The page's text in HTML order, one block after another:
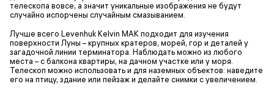
телескопа вовсе, а значит уникальные изображения не будут
случайно испорчены случайным смазыванием.
Лучше всего Levenhuk Kelvin MAK подходит для изучения
поверхности Луны – крупных кратеров, морей, гор и деталей у
загадочной линии терминатора. Наблюдать можно из любого
места – с балкона квартиры, на дачном участке или у моря.
Телескоп можно использовать и для наземных объектов: наведите
его на птицу, здание или пейзаж и делайте снимки с увеличением.